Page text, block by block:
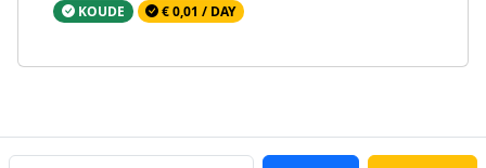
KOUDE € 0,01 / DAY